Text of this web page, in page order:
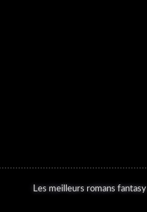
Les meilleurs romans fantasy